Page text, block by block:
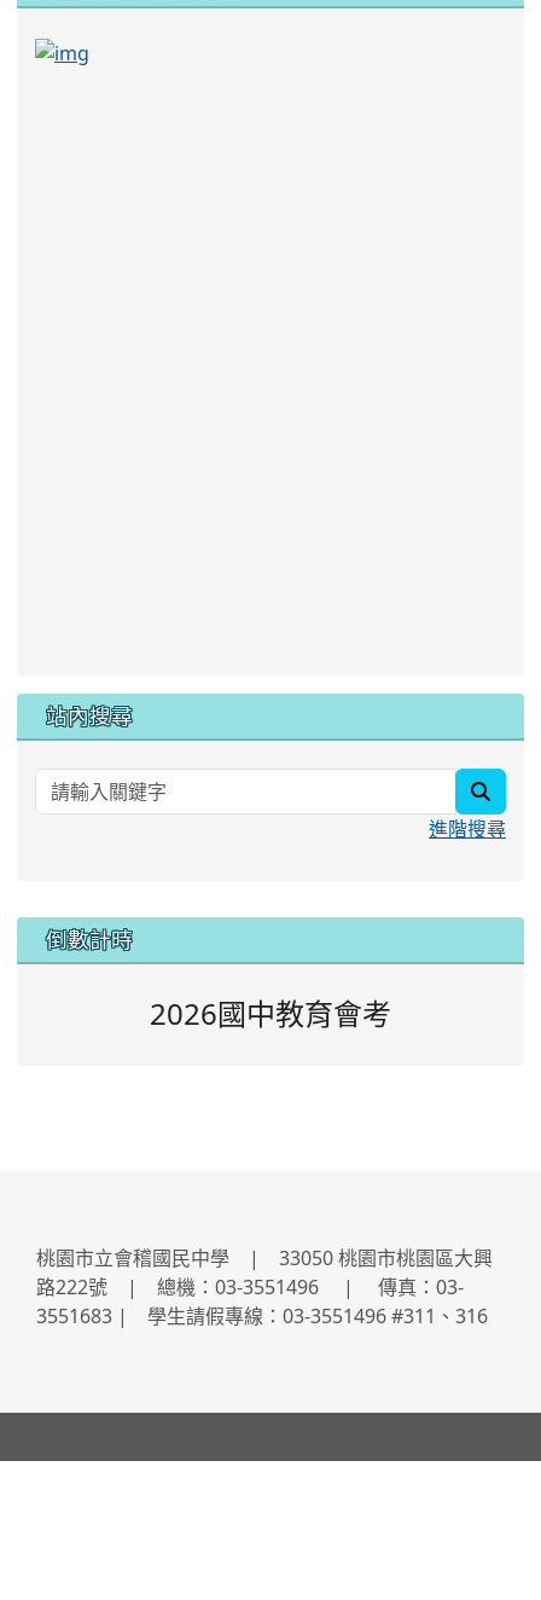
站內搜尋
進階搜尋
::: 倒數計時
2026國中教育會考
桃園市立會稽國民中學 | 33050 桃園市桃園區大興
路222號 | 總機：03-3551496 | 傳真：03-
3551683 | 學生請假專線：03-3551496 #311、316